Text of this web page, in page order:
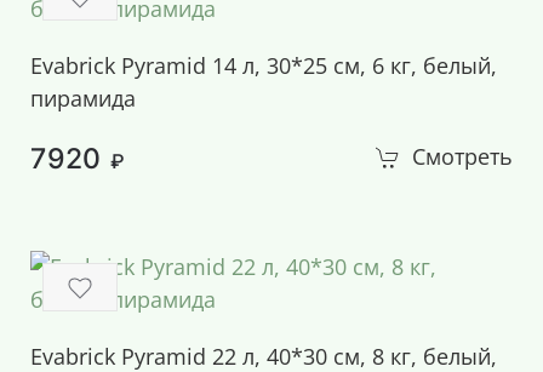
Evabrick Pyramid 14 л, 30*25 см, 6 кг, белый,
пирамида
7920 ₽ Смотреть
Evabrick Pyramid 22 л, 40*30 см, 8 кг, белый,